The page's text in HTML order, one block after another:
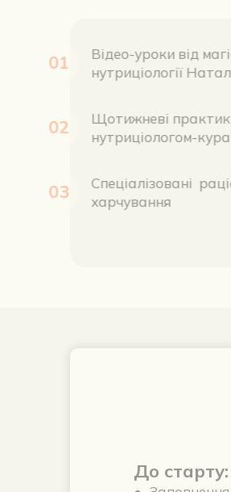
01
Відео-уроки
02
Щотижневі
03
харчування
До старту: